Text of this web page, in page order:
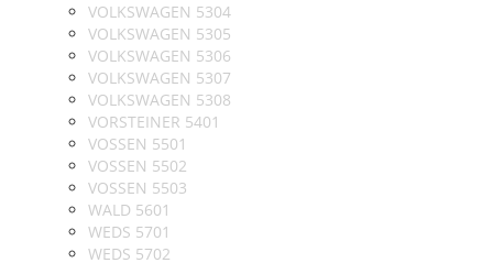
VOLKSWAGEN 5304
VOLKSWAGEN 5305
VOLKSWAGEN 5306
VOLKSWAGEN 5307
VOLKSWAGEN 5308
VORSTEINER 5401
VOSSEN 5501
VOSSEN 5502
VOSSEN 5503
WALD 5601
WEDS 5701
WEDS 5702